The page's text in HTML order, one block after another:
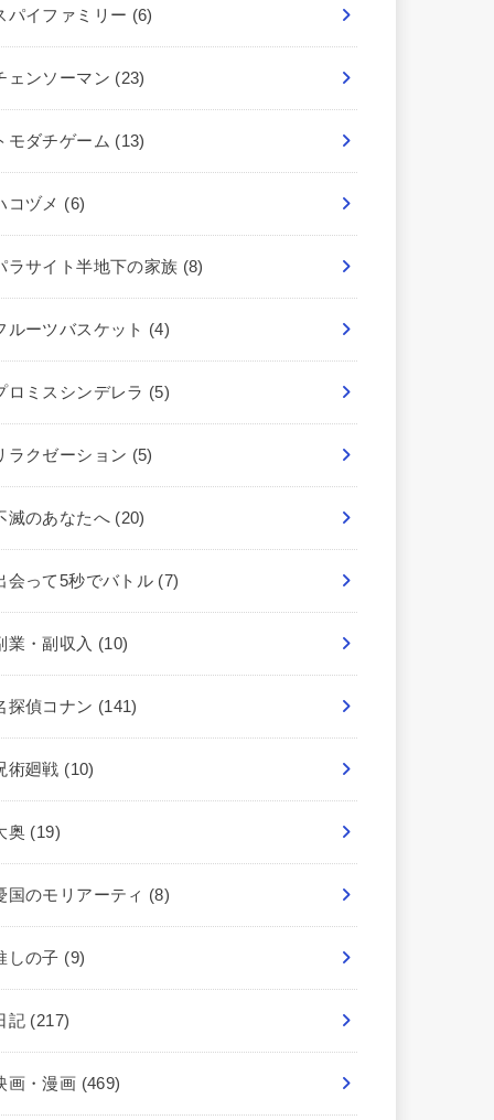
パイファミリー (6)
ェンソーマン (23)
モダチゲーム (13)
コヅメ (6)
ラサイト半地下の家族 (8)
ルーツバスケット (4)
ロミスシンデレラ (5)
ラクゼーション (5)
滅のあなたへ (20)
会って5秒でバトル (7)
業・副収入 (10)
探偵コナン (141)
術廻戦 (10)
奥 (19)
国のモリアーティ (8)
しの子 (9)
記 (217)
画・漫画 (469)